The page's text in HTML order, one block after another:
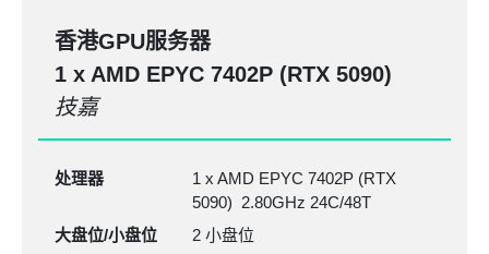
香港GPU服务器
1 x AMD EPYC 7402P (RTX 5090)
技嘉
处理器
1 x AMD EPYC 7402P (RTX
5090) 2.80GHz 24C/48T
大盘位/小盘位
2 小盘位